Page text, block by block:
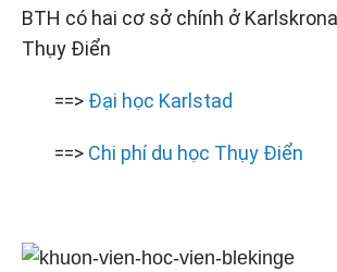
BTH có hai cơ sở chính ở
Thụy Điển
==> Đại học Karlstad
==> Chi phí du học Thụy Điển